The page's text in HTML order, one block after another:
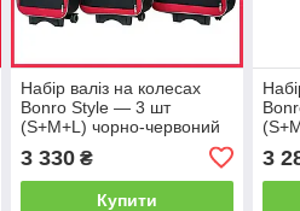
Набір валіз на колесах
Bonro Style — 3 шт
(S+M+L) чорно-червоний
кодовим замком і
висувною ручкою
3 330₴
Купити
і
3